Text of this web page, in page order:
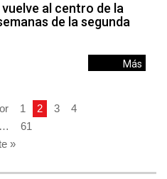
al centro de la
de la segunda
Más
1 2 3
4
…
61
»